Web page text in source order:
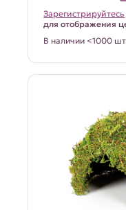
Зарегистрируйтесь
для отображения
В наличии <1000